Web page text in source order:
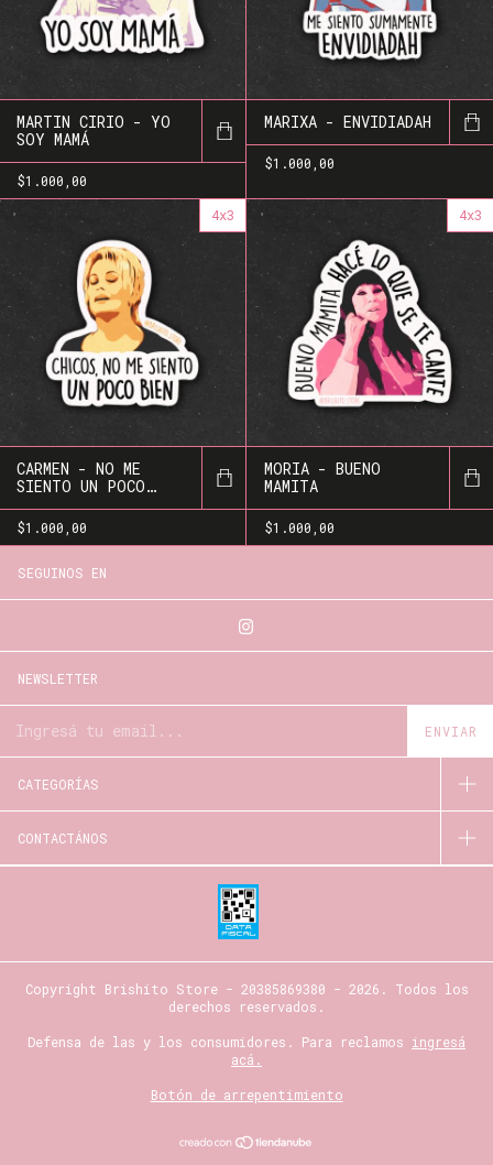
MARTIN CIRIO - YO
SOY MAMÁ
$1.000,00
MARIXA - ENVIDIADAH
$1.000,00
4x3
CARMEN - NO ME
SIENTO UN POCO
BIEN
$1.000,00
4x3
MORIA - BUENO
MAMITA
$1.000,00
SEGUINOS EN
NEWSLETTER
CATEGORÍAS
CONTACTÁNOS
Copyright Brishito Store - 20385869380 - 2026. Todos los
derechos reservados.
Defensa de las y los consumidores. Para reclamos ingresá
acá.
Botón de arrepentimiento